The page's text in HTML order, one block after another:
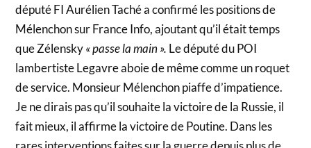
député FI Aurélien Taché a confirmé les positions de
Mélenchon sur France Info, ajoutant qu’il était temps
que Zélensky« passe la main ». Le député du POI
lambertiste Legavre aboie de même comme un roquet
de service. Monsieur Mélenchon piaffe d’impatience.
Je ne dirais pas qu’il souhaite la victoire de la Russie, il
fait mieux, il affirme la victoire de Poutine. Dans les